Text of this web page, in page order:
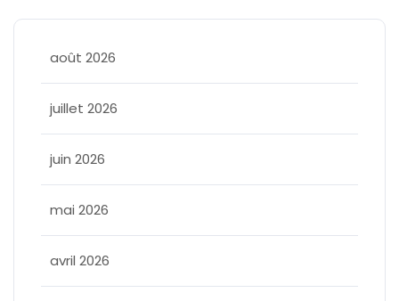
août 2026
juillet 2026
juin 2026
mai 2026
avril 2026